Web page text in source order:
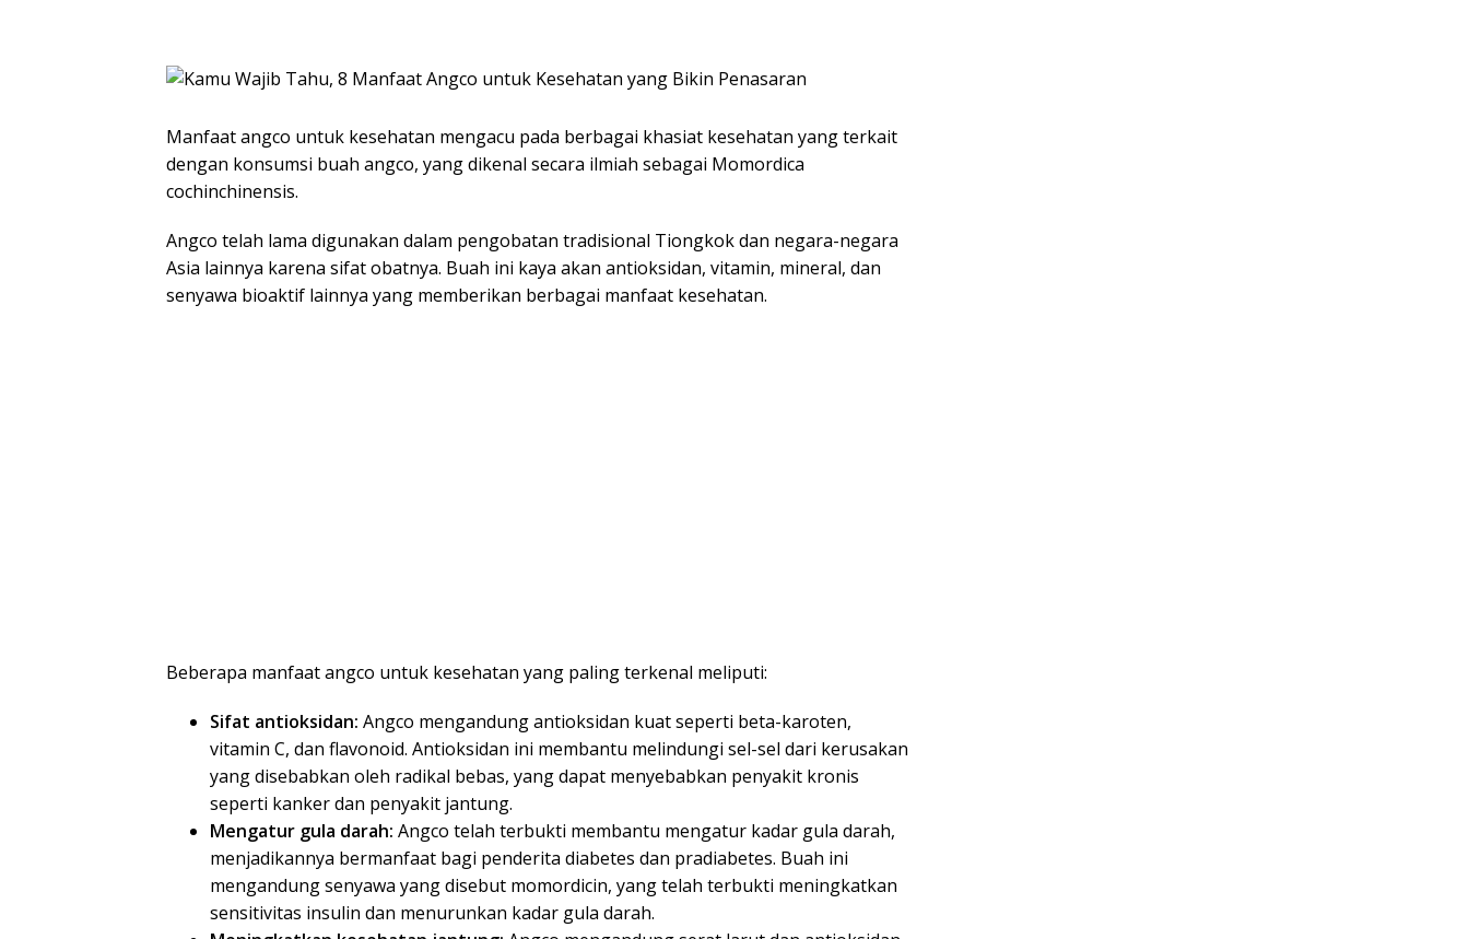
Manfaat angco untuk kesehatan mengacu pada berbagai khasiat kesehatan yang terkait
dengan konsumsi buah angco, yang dikenal secara ilmiah sebagai Momordica
cochinchinensis.
Angco telah lama digunakan dalam pengobatan tradisional Tiongkok dan negara-negara
Asia lainnya karena sifat obatnya. Buah ini kaya akan antioksidan, vitamin, mineral, dan
senyawa bioaktif lainnya yang memberikan berbagai manfaat kesehatan.
Beberapa manfaat angco untuk kesehatan yang paling terkenal meliputi:
Sifat antioksidan: Angco mengandung antioksidan kuat seperti beta-karoten,
vitamin C, dan flavonoid. Antioksidan ini membantu melindungi sel-sel dari kerusakan
yang disebabkan oleh radikal bebas, yang dapat menyebabkan penyakit kronis
seperti kanker dan penyakit jantung.
Mengatur gula darah: Angco telah terbukti membantu mengatur kadar gula darah,
menjadikannya bermanfaat bagi penderita diabetes dan pradiabetes. Buah ini
mengandung senyawa yang disebut momordicin, yang telah terbukti meningkatkan
sensitivitas insulin dan menurunkan kadar gula darah.